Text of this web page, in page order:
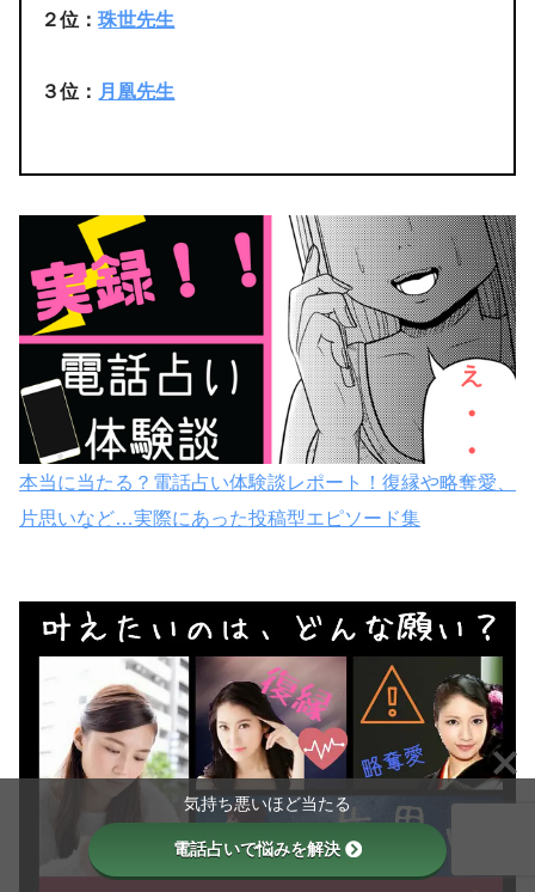
２位：珠世先生
３位： 月凰先生
本当に当たる？電話占い体験談レポート！復縁や略奪愛、
片思いなど…実際にあった投稿型エピソード集
気持ち悪いほど当たる
電話占いで悩みを解決